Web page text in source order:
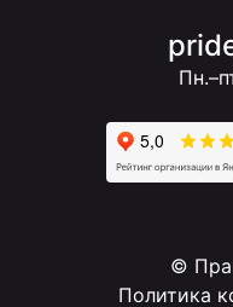
©
Политика